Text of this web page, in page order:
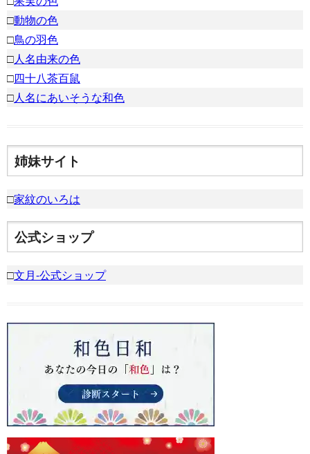
□動物の色
□鳥の羽色
□人名由来の色
□四十八茶百鼠
□人名にあいそうな和色
姉妹サイト
□家紋のいろは
公式ショップ
□文月-公式ショップ